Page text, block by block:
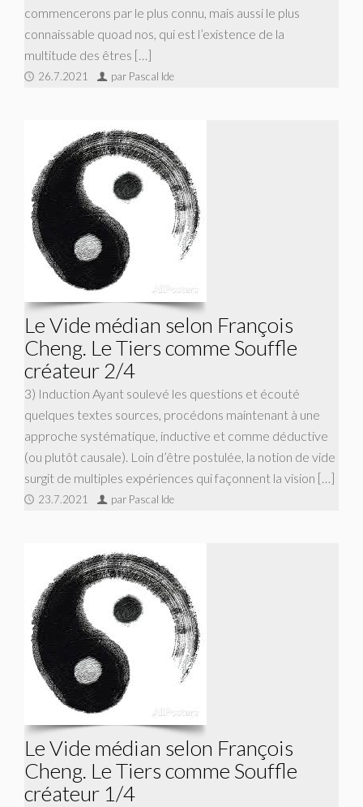
commencerons par le plus connu, mais aussi le plus
connaissable quoad nos, qui est l’existence de la
multitude des êtres […]
26.7.2021 par Pascal Ide
Le Vide médian selon François
Cheng. Le Tiers comme Souffle
créateur 2/4
3) Induction Ayant soulevé les questions et écouté
quelques textes sources, procédons maintenant à une
approche systématique, inductive et comme déductive
(ou plutôt causale). Loin d’être postulée, la notion de vide
surgit de multiples expériences qui façonnent la vision […]
23.7.2021 par Pascal Ide
Le Vide médian selon François
Cheng. Le Tiers comme Souffle
créateur 1/4